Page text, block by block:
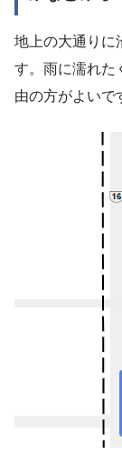
地上の大通りに
す。雨に濡れた
由の方がよいで